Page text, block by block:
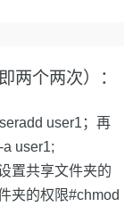
两个两次）：
user1；再
user1;
置共享文件夹的
夹的权限#chmod